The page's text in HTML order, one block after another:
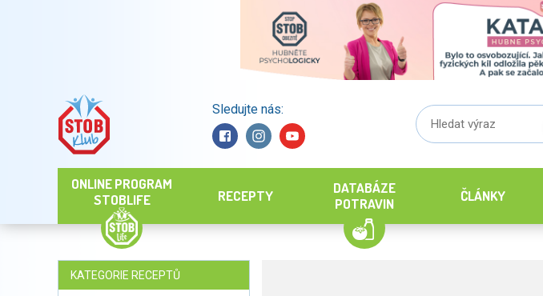
Sledujte nás:
ONLINE PROGRAM
STOBLIFE
RECEPTY
DATABÁZE
POTRAVIN
ČLÁNKY
KATEGORIE RECEPTŮ